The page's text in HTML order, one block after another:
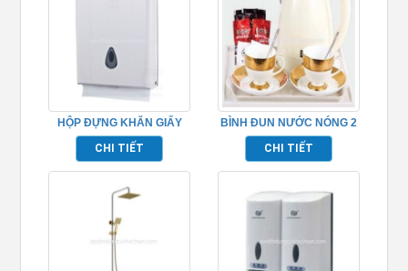
HỘP ĐỰNG KHĂN GIẤY
TP695159
CHI TIẾT
BÌNH ĐUN NƯỚC NÓNG 2
LỚP TP695006
CHI TIẾT